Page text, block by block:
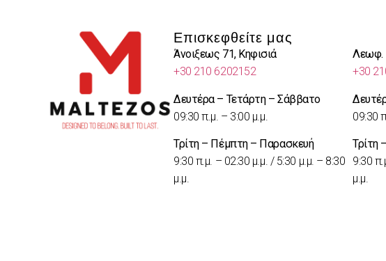
Επισκεφθείτε μας
Άνοιξεως 71, Κηφισιά
+30 210 6202152
Δευτέρα – Τετάρτη – Σάββατο
09:30 π.μ. – 3:00 μ.μ.
Τρίτη – Πέμπτη – Παρασκευή
9:30 π.μ. – 02:30 μ.μ. / 5:30 μ.μ. – 8:30
μ.μ.
Λεωφ.
+30
09:30
Τρίτη
9:30
μ.μ.